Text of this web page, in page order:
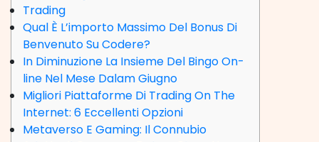
Trading
Qual È L’importo Massimo Del Bonus Di
Benvenuto Su Codere?
In Diminuzione La Insieme Del Bingo On-
line Nel Mese Dalam Giugno
Migliori Piattaforme Di Trading On The
Internet: 6 Eccellenti Opzioni
Metaverso E Gaming: Il Connubio